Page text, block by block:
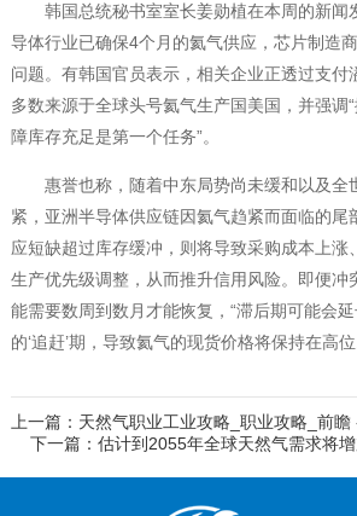
韩国总统秘书室室长姜勋植在本周的新闻
导体行业已确保4个月的氦气供应，芯片制造
问题。有韩国官员表示，相关企业正透过支付
多数来源于全球头号氦气生产国美国，并强调
障库存充足是第一个任务”。
惠誉也称，随着中东局势尚未缓和以及全
紧，亚洲半导体供应链因氦气趋紧而面临的尾
应短缺超过库存缓冲，则将导致采购成本上涨
生产优先级调整，从而推升信用风险。即便冲
能需要数周到数月才能恢复，“滞后期可能会
的‘追赶’期，导致氦气的现货价格将保持在高位
上一篇：天然气职业工业攻略_职业攻略_前瞻
下一篇：估计到2055年全球天然气需求将